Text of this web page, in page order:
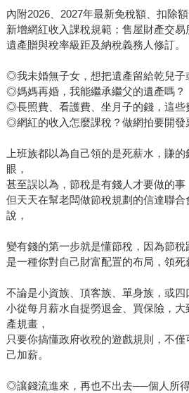
內附2026、2027年最新免稅額、扣除額
新增網紅收入課稅規範；售屋財產交易
遺產贈與稅率級距及納稅義務人修訂。
◎我未婚無子女，想把遺產留給乾兒子
◎媽媽再婚，我能繼承繼父的遺產嗎？
◎長照費、看護費、坐月子的錢，這些
◎網紅的收入怎麼課稅？做網拍要開發
上班族都以為自己領的是死薪水，賺
眼，
甚至誤以為，節稅是有錢人才要做的事
但天天在幫老闆做節稅規劃的信達聯
說，
變有錢的第一步就是懂節稅，因為節稅
是一種你對自己財富配置的布局，領死
不論是小資族、頂客族、單身族，或四
小從每月薪水自提勞退金、買保險，
產規畫，
只要你搞懂政府收稅的遊戲規則，不
己加薪。
◎讓錢流進來，再也不出去──個人所